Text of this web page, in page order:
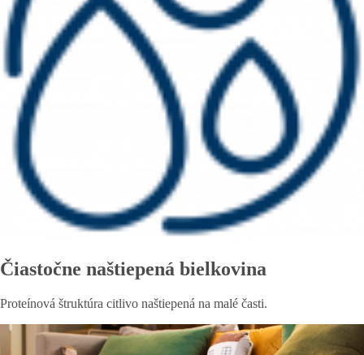
Čiastočne naštiepená bielkovina
Proteínová štruktúra citlivo naštiepená na malé časti.